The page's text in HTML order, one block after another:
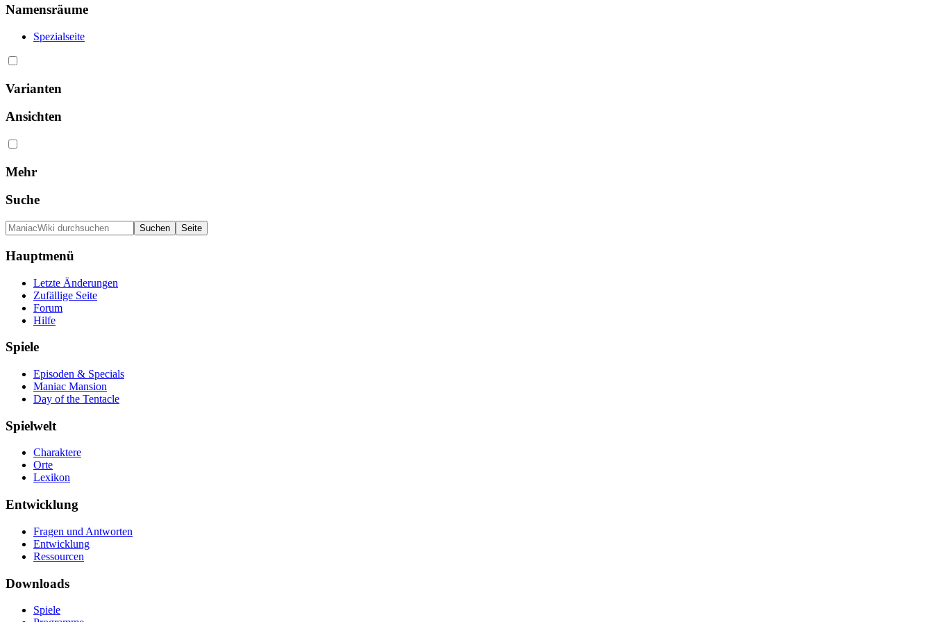
Namensräume
Spezialseite
Varianten
Ansichten
Mehr
Suche
Hauptmenü
Letzte Änderungen
Zufällige Seite
Forum
Hilfe
Spiele
Episoden & Specials
Maniac Mansion
Day of the Tentacle
Spielwelt
Charaktere
Orte
Lexikon
Entwicklung
Fragen und Antworten
Entwicklung
Ressourcen
Downloads
Spiele